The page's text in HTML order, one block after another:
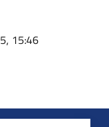
15:46